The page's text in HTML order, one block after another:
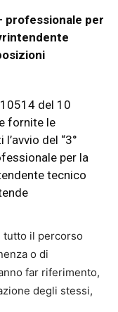
professionale per
del 10
fornite le
del “3°
per la
tecnico
tutto il percorso
o di
far riferimento,
degli stessi,